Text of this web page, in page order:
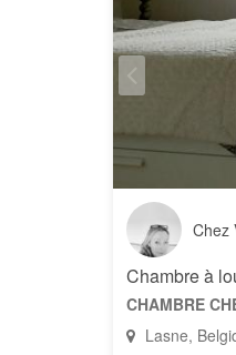
Chez
Chambre à
CHAMBRE
Lasne,